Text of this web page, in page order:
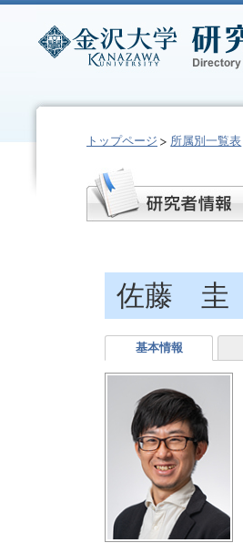
トップページ 所属別一覧表
佐藤 圭
基本情報